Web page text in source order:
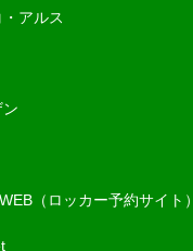
アルス
（ロッカー予約サイト）